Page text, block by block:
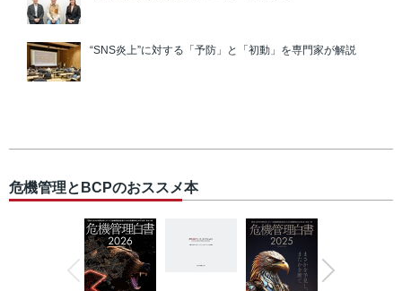
“SNS炎上”に対する「予防」と「初動」を専門家が解説
危機管理とBCPのおススメ本